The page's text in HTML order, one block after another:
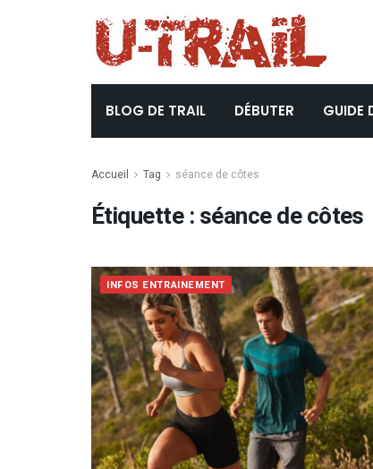
BLOG DE TRAIL DÉBUTER GUIDE
Accueil Tag séance de côtes
Étiquette :séance de côtes
INFOS ENTRAINEMENT